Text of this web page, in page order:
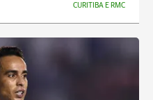
CURITIBA E RMC